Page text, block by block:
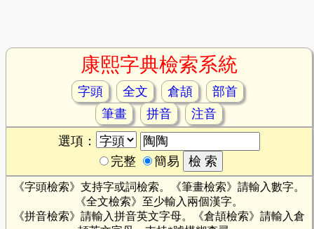
康熙字典檢索系統
字頭 全文 倉頡
部首
筆畫
拼音
注音
選項：
完整
簡易
《字頭檢索》支持字或詞檢索。《筆畫檢索》請輸入數字。
《全文檢索》至少輸入兩個漢字。
《拼音檢索》請輸入拼音英文字母。《倉頡檢索》請輸入倉